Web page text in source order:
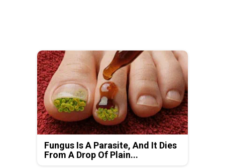
Fungus Is A Parasite, And It Dies
From A Drop Of Plain...